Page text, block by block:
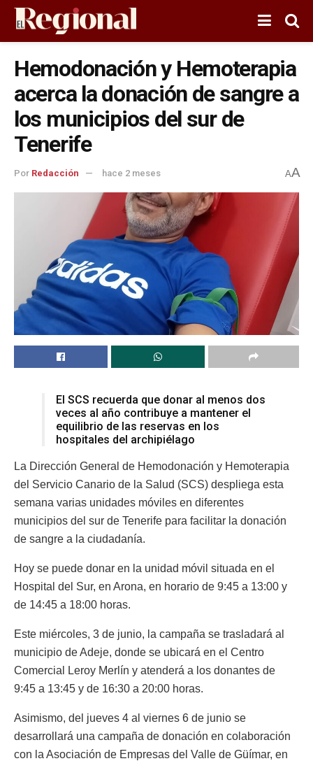
Hemodonación y Hemoterapia
acerca la donación de sangre a
los municipios del sur de
Tenerife
Por Redacción hace 2 meses AA
El SCS recuerda que donar al menos dos
veces al año contribuye a mantener el
equilibrio de las reservas en los
hospitales del archipiélago
La Dirección General de Hemodonación y Hemoterapia
del Servicio Canario de la Salud (SCS) despliega esta
semana varias unidades móviles en diferentes
municipios del sur de Tenerife para facilitar la donación
de sangre a la ciudadanía.
Hoy se puede donar en la unidad móvil situada en el
Hospital del Sur, en Arona, en horario de 9:45 a 13:00 y
de 14:45 a 18:00 horas.
Este miércoles, 3 de junio, la campaña se trasladará al
municipio de Adeje, donde se ubicará en el Centro
Comercial Leroy Merlín y atenderá a los donantes de
9:45 a 13:45 y de 16:30 a 20:00 horas.
Asimismo, del jueves 4 al viernes 6 de junio se
desarrollará una campaña de donación en colaboración
con la Asociación de Empresas del Valle de Güímar, en